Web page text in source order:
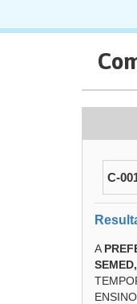
C-
A
SEMED,